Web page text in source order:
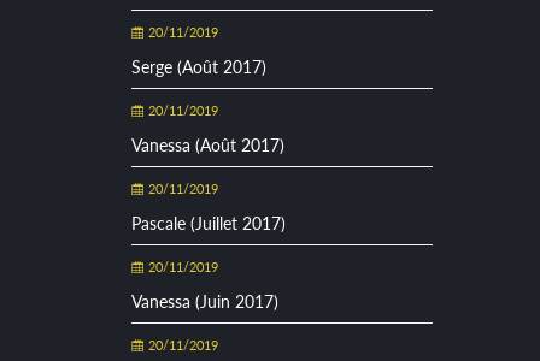
20/11/2019
Serge (Août 2017)
20/11/2019
Vanessa (Août 2017)
20/11/2019
Pascale (Juillet 2017)
20/11/2019
Vanessa (Juin 2017)
20/11/2019